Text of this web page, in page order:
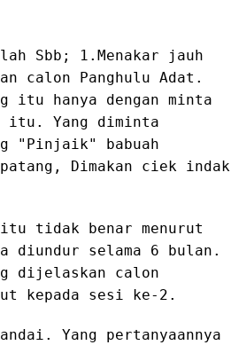
Sbb; 1.Menakar jauh
calon Panghulu Adat.
itu hanya dengan minta
itu. Yang diminta
"Pinjaik" babuah
Dimakan ciek indak
tidak benar menurut
diundur selama 6 bulan.
dijelaskan calon
kepada sesi ke-2.
Yang pertanyaannya